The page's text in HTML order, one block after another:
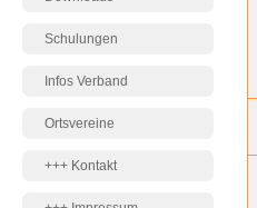
Schulungen
Infos Verband
Ortsvereine
+++ Kontakt